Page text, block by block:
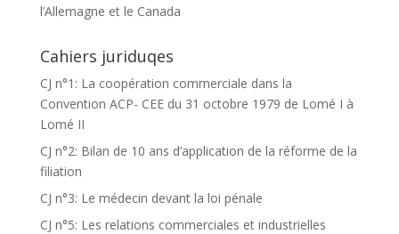
l’Allemagne et le Canada
Cahiers juriduqes
CJ n°1: La coopération commerciale dans la
Convention ACP- CEE du 31 octobre 1979 de Lomé I à
Lomé II
CJ n°2: Bilan de 10 ans d’application de la réforme de la
filiation
CJ n°3: Le médecin devant la loi pénale
CJ n°5: Les relations commerciales et industrielles